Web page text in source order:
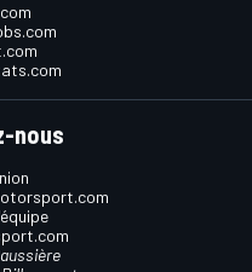
nous